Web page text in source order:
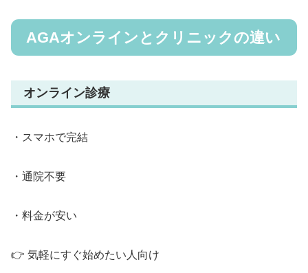
AGAオンラインとクリニックの違い
オンライン診療
・スマホで完結
・通院不要
・料金が安い
👉 気軽にすぐ始めたい人向け